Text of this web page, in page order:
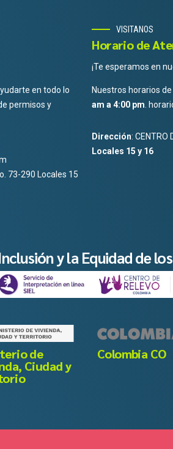
en todo lo
permisos y
73-290 Locales 15
VISITANOS
Horario de
¡Te esperamos en
Nuestros horarios
am a 4:00 pm.
Dirección: CENTRO
Locales 15 y 16
y la Equidad de
de
Ciudad y
Colombia CO